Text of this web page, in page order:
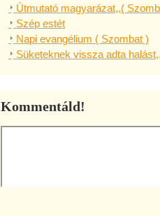
Útmutató magyarázat,,(
Szép estét
Napi evangélium ( Szombat )
Süketeknek vissza adta
Kommentáld!